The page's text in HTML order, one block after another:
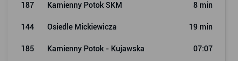
187 Kamienny Potok SKM 8 min
144 Osiedle Mickiewicza 19 min
185 Kamienny Potok - Kujawska 07:07